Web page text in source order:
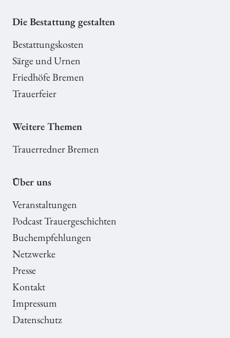
Die Bestattung gestalten
Bestattungskosten
Särge und Urnen
Friedhöfe Bremen
Trauerfeier
Weitere Themen
Trauerredner Bremen
Über uns
Veranstaltungen
Podcast Trauergeschichten
Buchempfehlungen
Netzwerke
Presse
Kontakt
Impressum
Datenschutz